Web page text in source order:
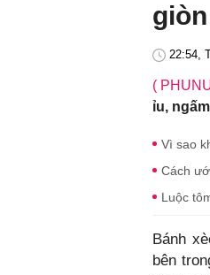
22:54,
(
ỉu,
Vì sao
Cách
Luộc
Bánh
bên